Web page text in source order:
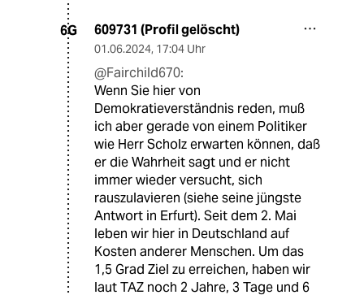
6G 609731 (Profil gelöscht)
01.06.2024, 17:04 Uhr
@Fairchild670:
Wenn Sie hier von
Demokratieverständnis reden, muß
ich aber gerade von einem Politiker
wie Herr Scholz erwarten können, daß
er die Wahrheit sagt und er nicht
immer wieder versucht, sich
rauszulavieren (siehe seine jüngste
Antwort in Erfurt). Seit dem 2. Mai
leben wir hier in Deutschland auf
Kosten anderer Menschen. Um das
1,5 Grad Ziel zu erreichen, haben wir
laut TAZ noch 2 Jahre, 3 Tage und 6